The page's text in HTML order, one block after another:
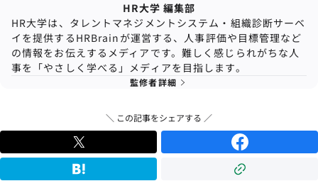
HR大学 編集部
HR大学は、タレントマネジメントシステム・組織診断サーベ
イを提供するHRBrainが運営する、人事評価や目標管理など
の情報をお伝えするメディアです。難しく感じられがちな人
事を「やさしく学べる」メディアを目指します。
監修者詳細
＼ この記事をシェアする ／